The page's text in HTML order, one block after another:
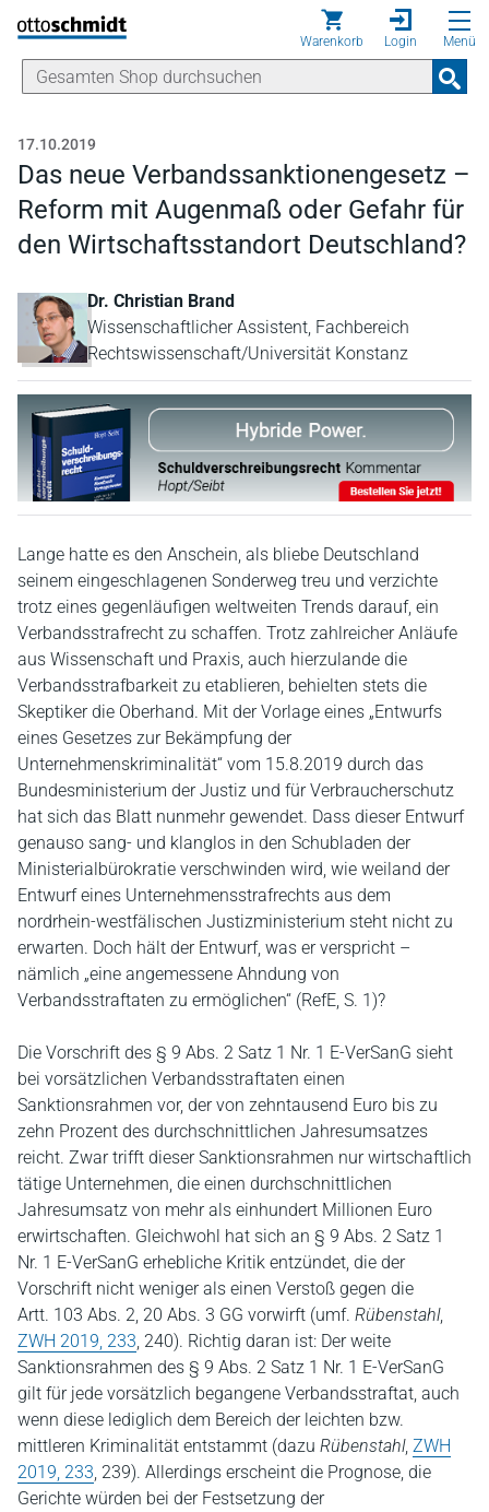
Direkt zum Inhalt
Warenkorb Login Menü
17.10.2019
Das neue Verbandssanktionengesetz –
Reform mit Augenmaß oder Gefahr für
den Wirtschaftsstandort Deutschland?
Dr. Christian Brand
Wissenschaftlicher Assistent, Fachbereich
Rechtswissenschaft/Universität Konstanz
Lange hatte es den Anschein, als bliebe Deutschland
seinem eingeschlagenen Sonderweg treu und verzichte
trotz eines gegenläufigen weltweiten Trends darauf, ein
Verbandsstrafrecht zu schaffen. Trotz zahlreicher Anläufe
aus Wissenschaft und Praxis, auch hierzulande die
Verbandsstrafbarkeit zu etablieren, behielten stets die
Skeptiker die Oberhand. Mit der Vorlage eines „Entwurfs
eines Gesetzes zur Bekämpfung der
Unternehmenskriminalität“ vom 15.8.2019 durch das
Bundesministerium der Justiz und für Verbraucherschutz
hat sich das Blatt nunmehr gewendet. Dass dieser Entwurf
genauso sang- und klanglos in den Schubladen der
Ministerialbürokratie verschwinden wird, wie weiland der
Entwurf eines Unternehmensstrafrechts aus dem
nordrhein-westfälischen Justizministerium steht nicht zu
erwarten. Doch hält der Entwurf, was er verspricht –
nämlich „eine angemessene Ahndung von
Verbandsstraftaten zu ermöglichen“ (RefE, S. 1)?
Die Vorschrift des § 9 Abs. 2 Satz 1 Nr. 1 E-VerSanG sieht
bei vorsätzlichen Verbandsstraftaten einen
Sanktionsrahmen vor, der von zehntausend Euro bis zu
zehn Prozent des durchschnittlichen Jahresumsatzes
reicht. Zwar trifft dieser Sanktionsrahmen nur wirtschaftlich
tätige Unternehmen, die einen durchschnittlichen
Jahresumsatz von mehr als einhundert Millionen Euro
erwirtschaften. Gleichwohl hat sich an § 9 Abs. 2 Satz 1
Nr. 1 E-VerSanG erhebliche Kritik entzündet, die der
Vorschrift nicht weniger als einen Verstoß gegen die
Artt. 103 Abs. 2, 20 Abs. 3 GG vorwirft (umf. Rübenstahl,
ZWH 2019, 233, 240). Richtig daran ist: Der weite
Sanktionsrahmen des § 9 Abs. 2 Satz 1 Nr. 1 E-VerSanG
gilt für jede vorsätzlich begangene Verbandsstraftat, auch
wenn diese lediglich dem Bereich der leichten bzw.
mittleren Kriminalität entstammt (dazu Rübenstahl, ZWH
2019, 233, 239). Allerdings erscheint die Prognose, die
Gerichte würden bei der Festsetzung der